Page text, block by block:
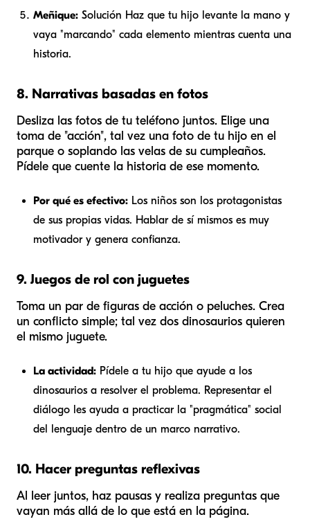
Meñique: Solución Haz que tu hijo levante la mano y
vaya "marcando" cada elemento mientras cuenta una
historia.
8. Narrativas basadas en fotos
Desliza las fotos de tu teléfono juntos. Elige una
toma de "acción", tal vez una foto de tu hijo en el
parque o soplando las velas de su cumpleaños.
Pídele que cuente la historia de ese momento.
Por qué es efectivo: Los niños son los protagonistas
de sus propias vidas. Hablar de sí mismos es muy
motivador y genera confianza.
9. Juegos de rol con juguetes
Toma un par de figuras de acción o peluches. Crea
un conflicto simple; tal vez dos dinosaurios quieren
el mismo juguete.
La actividad: Pídele a tu hijo que ayude a los
dinosaurios a resolver el problema. Representar el
diálogo les ayuda a practicar la "pragmática" social
del lenguaje dentro de un marco narrativo.
10. Hacer preguntas reflexivas
Al leer juntos, haz pausas y realiza preguntas que
vayan más allá de lo que está en la página.